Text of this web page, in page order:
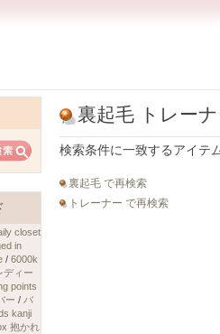
裏起毛 トレー
検索条件に一致するアイテ
裏起毛 で再検索
トレーナー で再検索
closet
in
/ 6000k
ディー
points
ー / バ
kanji
抱かれ